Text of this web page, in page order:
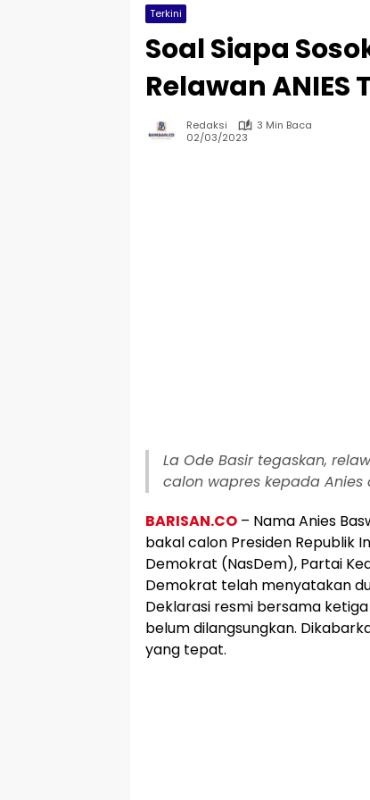
Terkini
Soal Siapa
Relawan
Redaksi
3 Min Baca
02/03/2023
La Ode Basir tegaskan,
calon wapres kepada
BARISAN.CO – Nama Anies
bakal calon Presiden Republik
Demokrat (NasDem), Partai
Demokrat telah menyatakan
Deklarasi resmi bersama
belum dilangsungkan.
yang tepat.